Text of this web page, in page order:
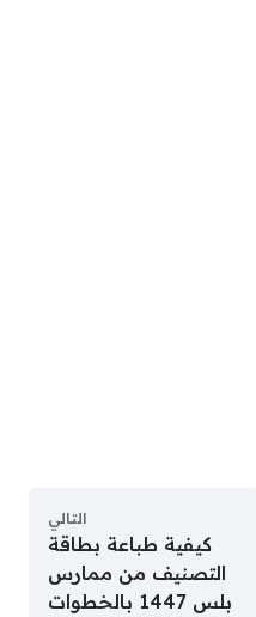
التالي
كيفية طباعة بطاقة
التصنيف من ممارس
بلس 1447 بالخطوات